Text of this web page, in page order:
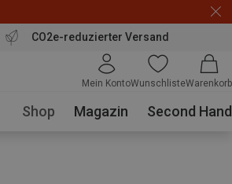
CO2e-reduzierter Versand
Mein KontoWunschlisteWarenkorb
Shop Magazin Second Hand